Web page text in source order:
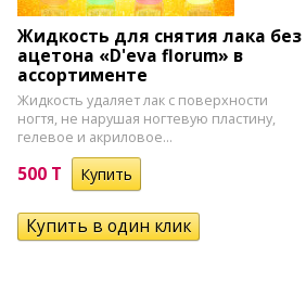
Жидкость для снятия лака без
ацетона «D'eva florum» в
ассортименте
Жидкость удаляет лак с поверхности
ногтя, не нарушая ногтевую пластину,
гелевое и акриловое...
500 T